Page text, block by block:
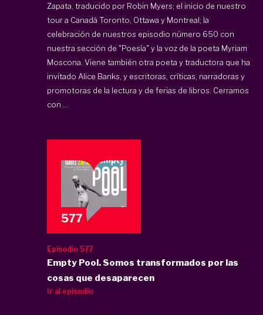
Zapata, traducido por Robin Myers; el inicio de nuestro
tour a Canadá Toronto, Ottawa y Montreal; la
celebración de nuestros episodio número 650 con
nuestra sección de "Poesía" y la voz de la poeta Myriam
Moscona. Viene también otra poeta y traductora que ha
invitado Alice Banks, y escritoras, críticas, narradoras y
promotoras de la lectura y de ferias de libros. Cerramos
con ...
Episodio 577
Empty Pool. Somos transformados por las
cosas que desaparecen
Ir al episodio